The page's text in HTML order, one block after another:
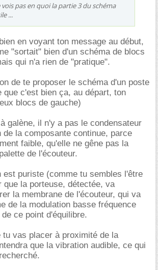
vois pas en quoi la partie 3 du schéma
...
en voyant ton message au début,
"sortait" bien d'un schéma de blocs
qui n'a rien de "pratique".
de te proposer le schéma d'un poste
que c'est bien ça, au départ, ton
blocs de gauche)
galène, il n'y a pas le condensateur
de la composante continue, parce
faible, qu'elle ne gêne pas la
de l'écouteur.
est puriste (comme tu sembles l'être
que la porteuse, détectée, va
la membrane de l'écouteur, qui va
de la modulation basse fréquence
ce point d'équilibre.
tu vas placer à proximité de la
que la vibration audible, ce qui